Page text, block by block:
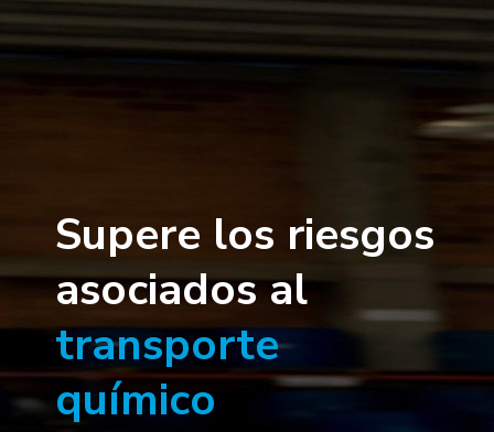
Supere los riesgos
asociados al
transporte
químico